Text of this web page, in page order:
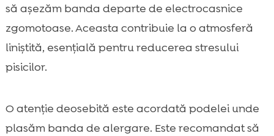
să așezăm banda departe de electrocasnice
zgomotoase. Aceasta contribuie la o atmosferă
liniștită, esențială pentru reducerea stresului
pisicilor.
O atenție deosebită este acordată podelei unde
plasăm banda de alergare. Este recomandat să